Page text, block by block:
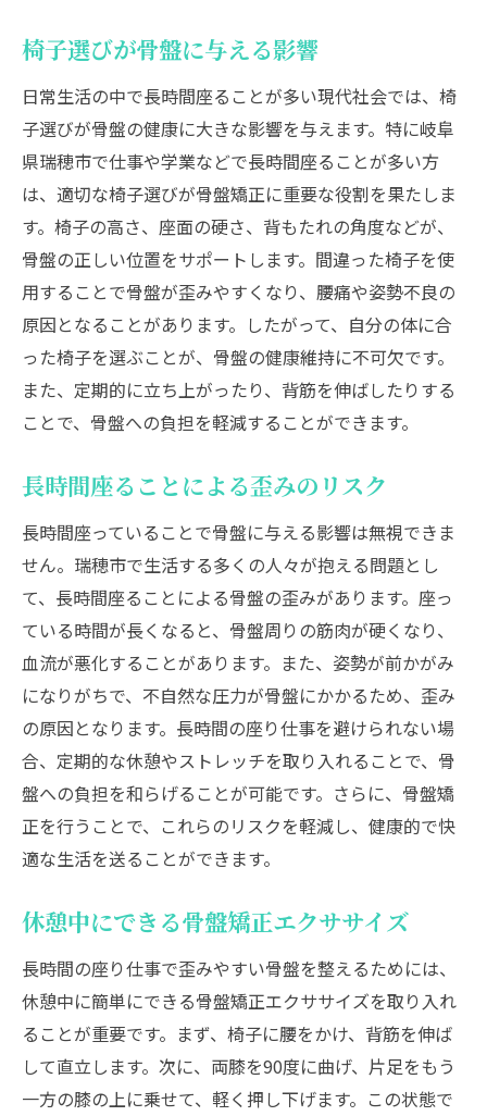
椅子選びが骨盤に与える影響
日常生活の中で長時間座ることが多い現代社会では、椅
子選びが骨盤の健康に大きな影響を与えます。特に岐阜
県瑞穂市で仕事や学業などで長時間座ることが多い方
は、適切な椅子選びが骨盤矯正に重要な役割を果たしま
す。椅子の高さ、座面の硬さ、背もたれの角度などが、
骨盤の正しい位置をサポートします。間違った椅子を使
用することで骨盤が歪みやすくなり、腰痛や姿勢不良の
原因となることがあります。したがって、自分の体に合
った椅子を選ぶことが、骨盤の健康維持に不可欠です。
また、定期的に立ち上がったり、背筋を伸ばしたりする
ことで、骨盤への負担を軽減することができます。
長時間座ることによる歪みのリスク
長時間座っていることで骨盤に与える影響は無視できま
せん。瑞穂市で生活する多くの人々が抱える問題とし
て、長時間座ることによる骨盤の歪みがあります。座っ
ている時間が長くなると、骨盤周りの筋肉が硬くなり、
血流が悪化することがあります。また、姿勢が前かがみ
になりがちで、不自然な圧力が骨盤にかかるため、歪み
の原因となります。長時間の座り仕事を避けられない場
合、定期的な休憩やストレッチを取り入れることで、骨
盤への負担を和らげることが可能です。さらに、骨盤矯
正を行うことで、これらのリスクを軽減し、健康的で快
適な生活を送ることができます。
休憩中にできる骨盤矯正エクササイズ
長時間の座り仕事で歪みやすい骨盤を整えるためには、
休憩中に簡単にできる骨盤矯正エクササイズを取り入れ
ることが重要です。まず、椅子に腰をかけ、背筋を伸ば
して直立します。次に、両膝を90度に曲げ、片足をもう
一方の膝の上に乗せて、軽く押し下げます。この状態で